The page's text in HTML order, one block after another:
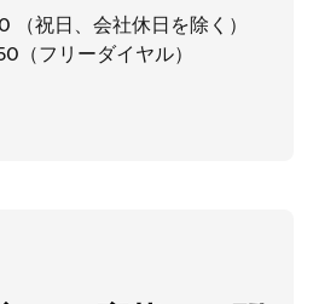
（祝日、会社休日を除く）
（フリーダイヤル）